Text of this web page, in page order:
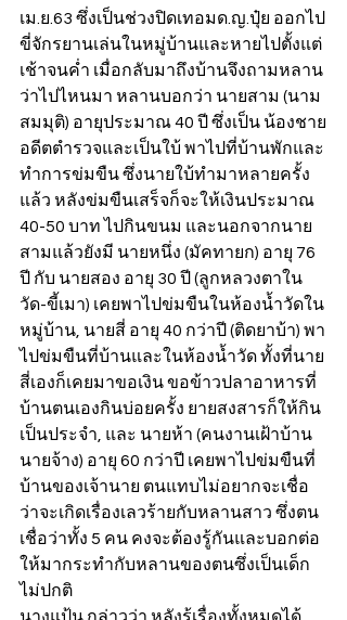
เม.ย.63 ซึ่งเป็นช่วงปิดเทอมด.ญ.ปุ๋ย ออกไป
ขี่จักรยานเล่นในหมู่บ้านและหายไปตั้งแต่
เช้าจนค่ำ เมื่อกลับมาถึงบ้านจึงถามหลาน
ว่าไปไหนมา หลานบอกว่า นายสาม (นาม
สมมุติ) อายุประมาณ 40 ปี ซึ่งเป็น น้องชาย
อดีตตำรวจและเป็นใบ้ พาไปที่บ้านพักและ
ทำการข่มขืน ซึ่งนายใบ้ทำมาหลายครั้ง
แล้ว หลังข่มขืนเสร็จก็จะให้เงินประมาณ
40-50 บาท ไปกินขนม และนอกจากนาย
สามแล้วยังมี นายหนึ่ง (มัคทายก) อายุ 76
ปี กับ นายสอง อายุ 30 ปี (ลูกหลวงตาใน
วัด-ขี้เมา) เคยพาไปข่มขืนในห้องน้ำวัดใน
หมู่บ้าน, นายสี่ อายุ 40 กว่าปี (ติดยาบ้า) พา
ไปข่มขืนที่บ้านและในห้องน้ำวัด ทั้งที่นาย
สี่เองก็เคยมาขอเงิน ขอข้าวปลาอาหารที่
บ้านตนเองกินบ่อยครั้ง ยายสงสารก็ให้กิน
เป็นประจำ, และ นายห้า (คนงานเฝ้าบ้าน
นายจ้าง) อายุ 60 กว่าปี เคยพาไปข่มขืนที่
บ้านของเจ้านาย ตนแทบไม่อยากจะเชื่อ
ว่าจะเกิดเรื่องเลวร้ายกับหลานสาว ซึ่งตน
เชื่อว่าทั้ง 5 คน คงจะต้องรู้กันและบอกต่อ
ให้มากระทำกับหลานของตนซึ่งเป็นเด็ก
ไม่ปกติ